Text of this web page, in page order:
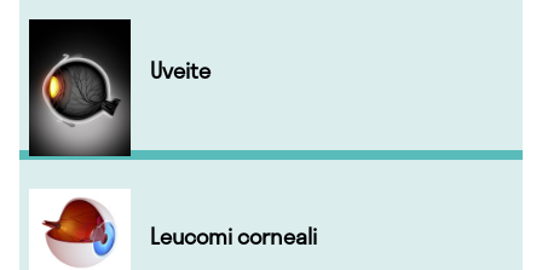
Uveite
Leucomi corneali